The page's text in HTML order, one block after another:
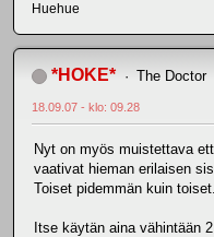
Huehue
*HOKE* The Doctor
18.09.07 - klo: 09.28
Nyt on myös muistettava
vaativat hieman erilaisen
Toiset pidemmän kuin toiset.
Itse käytän aina vähintään